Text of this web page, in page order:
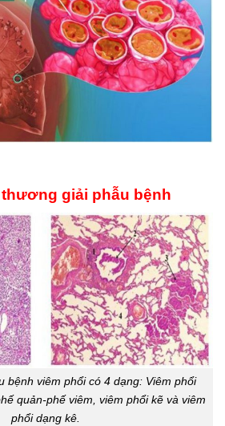
giải phẫu bệnh
bệnh viêm phổi có 4 dạng: Viêm phổi
quản-phế viêm, viêm phổi kẽ và viêm
phổi dạng kê.